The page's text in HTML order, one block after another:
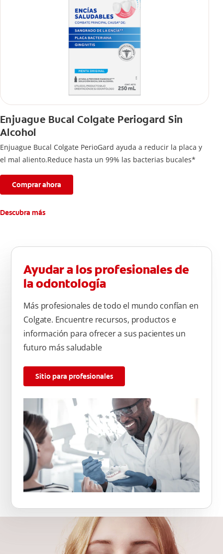
Enjuague Bucal Colgate Periogard Sin
Alcohol
Enjuague Bucal Colgate PerioGard ayuda a reducir la placa y
el mal aliento.Reduce hasta un 99% las bacterias bucales*
Comprar ahora
Descubra más
Ayudar a los profesionales de
la odontología
Más profesionales de todo el mundo confían en
Colgate. Encuentre recursos, productos e
información para ofrecer a sus pacientes un
futuro más saludable
Sitio para profesionales